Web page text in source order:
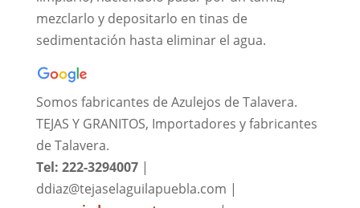
mezclarlo y depositarlo en tinas de
sedimentación hasta eliminar el agua.
Somos fabricantes de Azulejos de Talavera.
TEJAS Y GRANITOS, Importadores y fabricantes
de Talavera.
Tel: 222-3294007|
ddiaz@tejaselaguilapuebla.com |